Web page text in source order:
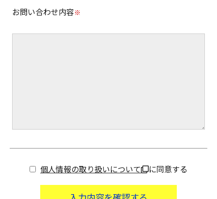
お問い合わせ内容※
個人情報の取り扱いについて に同意する